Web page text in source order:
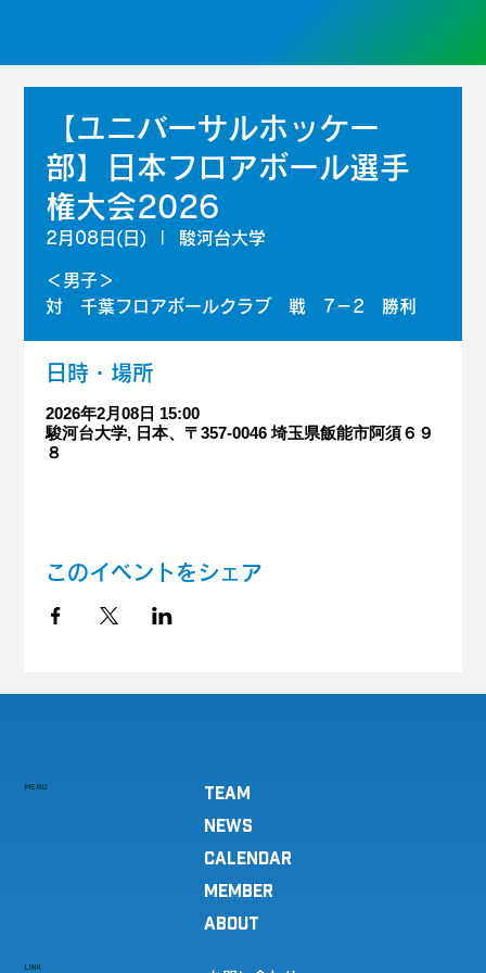
【ユニバーサルホッケー
部】日本フロアボール選手
権大会2026
2月08日(日) 駿河台大学
＜男子＞
対 千葉フロアボールクラブ 戦 7－2 勝利
日時・場所
2026年2月08日 15:00
駿河台大学, 日本、〒357-0046 埼玉県飯能市阿須６９
８
このイベントをシェア
MENU
TEAM
NEWS
CALENDAR
MEMBER
ABOUT
LINK